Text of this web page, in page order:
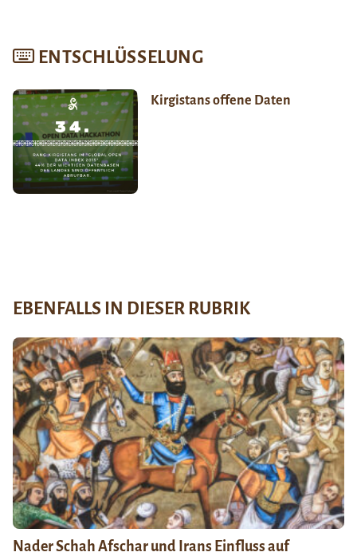
ENTSCHLÜSSELUNG
Kirgistans offene Daten
EBENFALLS IN DIESER RUBRIK
Nader Schah Afschar und Irans Einfluss auf